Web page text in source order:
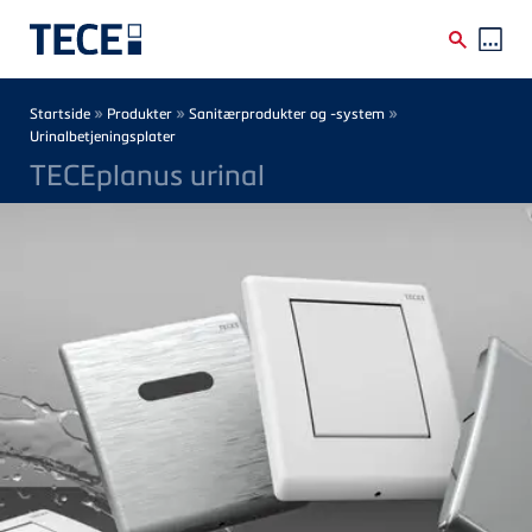
Breadcrumb
Startside » Produkter » Sanitærprodukter og -system »
Urinalbetjeningsplater
TECEplanus urinal